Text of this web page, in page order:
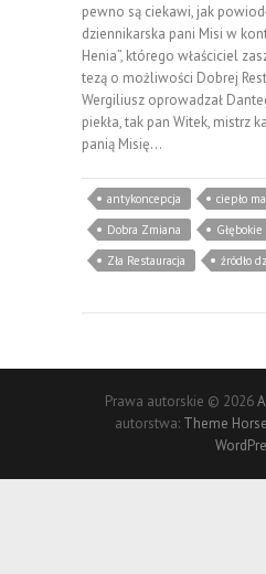
pewno są ciekawi, jak
dziennikarska pani Misi w
Henia”, którego właściciel
tezą o możliwości Dobrej
Wergiliusz oprowadzał
piekła, tak pan Witek, mistrz
panią Misię…
antykoncepcja
ciepło
Dobra Zmiana
Głębokie
Zła Restauracja
źródło
Prawa autorskie © 2026
autorstwa: Theme Horse